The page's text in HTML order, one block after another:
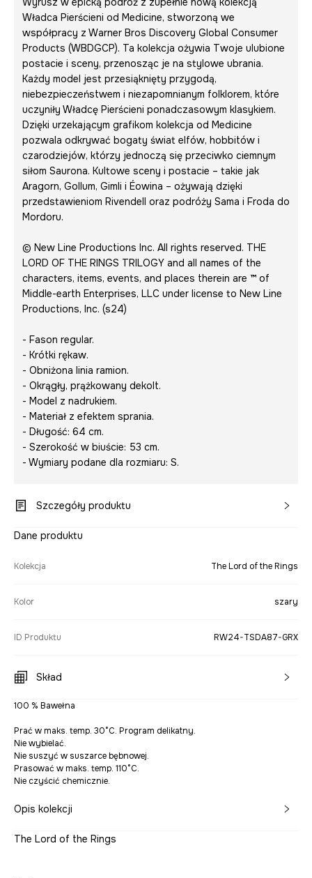
Władca Pierścieni od Medicine, stworzoną we
współpracy z Warner Bros Discovery Global Consumer
Products (WBDGCP). Ta kolekcja ożywia Twoje ulubione
postacie i sceny, przenosząc je na stylowe ubrania.
Każdy model jest przesiąknięty przygodą,
niebezpieczeństwem i niezapomnianym folklorem, które
uczyniły Władcę Pierścieni ponadczasowym klasykiem.
Dzięki urzekającym grafikom kolekcja od Medicine
pozwala odkrywać bogaty świat elfów, hobbitów i
czarodziejów, którzy jednoczą się przeciwko ciemnym
siłom Saurona. Kultowe sceny i postacie – takie jak
Aragorn, Gollum, Gimli i Éowina – ożywają dzięki
przedstawieniom Rivendell oraz podróży Sama i Froda do
Mordoru.
© New Line Productions Inc. All rights reserved. THE
LORD OF THE RINGS TRILOGY and all names of the
characters, items, events, and places therein are ™ of
Middle-earth Enterprises, LLC under license to New Line
Productions, Inc. (s24)
- Fason regular.
- Krótki rękaw.
- Obniżona linia ramion.
- Okrągły, prążkowany dekolt.
- Model z nadrukiem.
- Materiał z efektem sprania.
- Długość: 64 cm.
- Szerokość w biuście: 53 cm.
- Wymiary podane dla rozmiaru: S.
Szczegóły produktu
Dane produktu
Kolekcja The Lord of the Rings
Kolor szary
ID Produktu RW24-TSDA87-GRX
Skład
100 % Bawełna
Prać w maks. temp. 30°C. Program delikatny.
Nie wybielać.
Nie suszyć w suszarce bębnowej.
Prasować w maks. temp. 110°C.
Nie czyścić chemicznie.
Opis kolekcji
The Lord of the Rings